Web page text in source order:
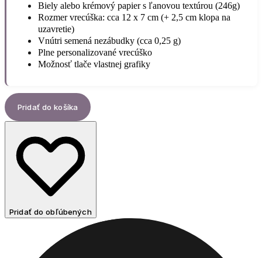
Biely alebo krémový papier s ľanovou textúrou (246g)
Rozmer vrecúška: cca 12 x 7 cm (+ 2,5 cm klopa na
uzavretie)
Vnútri semená nezábudky (cca 0,25 g)
Plne personalizované vrecúško
Možnosť tlače vlastnej grafiky
Pridať do košíka
Pridať do obľúbených